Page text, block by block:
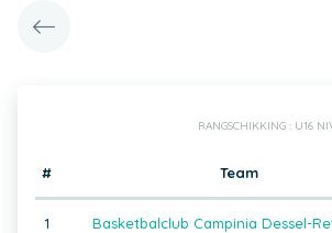
RANGSCHIKKING : U16
# Team
1 Basketbalclub Campinia Dessel-